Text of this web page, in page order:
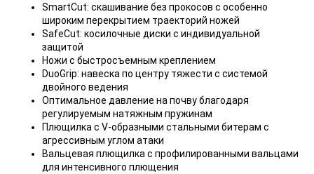
SmartCut: cкашивание без прокосов с особенно
широким перекрытием траекторий ножей
SafeCut: косилочные диски с индивидуальной
защитой
Ножи с быстросъемным креплением
DuoGrip: навеска по центру тяжести с системой
двойного ведения
Оптимальное давление на почву благодаря
регулируемым натяжным пружинам
Плющилка с V-образными стальными битерам с
агрессивным углом атаки
Вальцевая плющилка с профилированными вальцами
для интенсивного плющения